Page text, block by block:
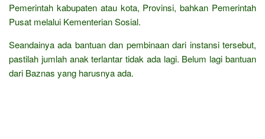
Pemerintah kabupaten atau kota, Provinsi, bahkan Pemerintah
Pusat melalui Kementerian Sosial.
Seandainya ada bantuan dan pembinaan dari instansi tersebut,
pastilah jumlah anak terlantar tidak ada lagi. Belum lagi bantuan
dari Baznas yang harusnya ada.